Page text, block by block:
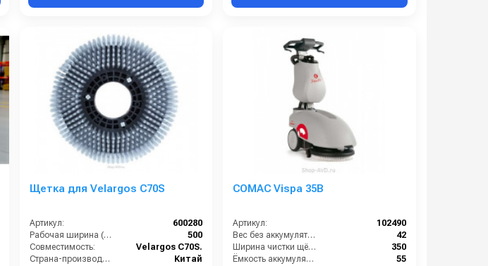
Щетка для Velargos C70S
Артикул:
600280
Рабочая ширина (мм):
500
Совместимость:
Velargos C70S.
Страна-производитель:
Китай
COMAC Vispa 35B
Артикул:
102490
Вес без аккумуляторов (кг):
42
Ширина чистки щёток (мм):
350
Ёмкость аккумуляторов (Ач):
55